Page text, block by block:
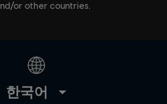
or other countries.
한국어